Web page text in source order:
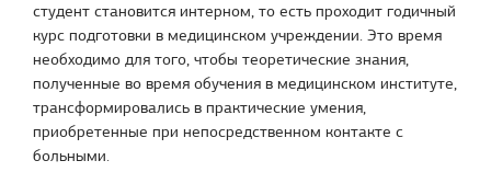
студент становится интерном, то есть проходит годичный
курс подготовки в медицинском учреждении. Это время
необходимо для того, чтобы теоретические знания,
полученные во время обучения в медицинском институте,
трансформировались в практические умения,
приобретенные при непосредственном контакте с
больными.